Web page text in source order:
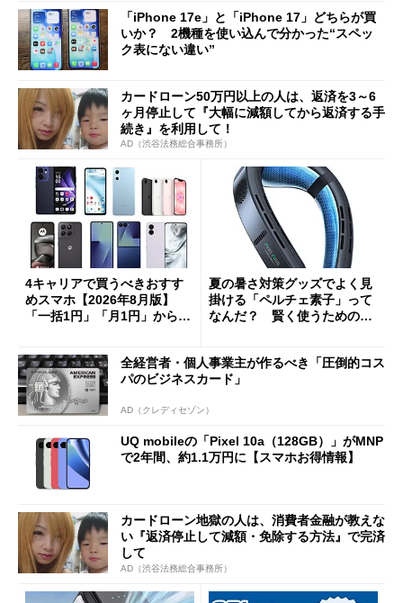
「iPhone 17e」と「iPhone 17」どちらが買
いか？ 2機種を使い込んで分かった“スペッ
ク表にない違い”
カードローン50万円以上の人は、返済を3～6
ヶ月停止して『大幅に減額してから返済する手
続き』を利用して！
AD（渋谷法務総合事務所）
4キャリアで買うべきおすす
めスマホ【2026年8月版】
「一括1円」「月1円」からお
夏の暑さ対策グッズでよく見
掛ける「ペルチェ素子」って
なんだ？ 賢く使うための注
全経営者・個人事業主が作るべき「圧倒的コス
パのビジネスカード」
AD（クレディセゾン）
UQ mobileの「Pixel 10a（128GB）」がMNP
で2年間、約1.1万円に【スマホお得情報】
カードローン地獄の人は、消費者金融が教えな
い『返済停止して減額・免除する方法』で完済
して
AD（渋谷法務総合事務所）